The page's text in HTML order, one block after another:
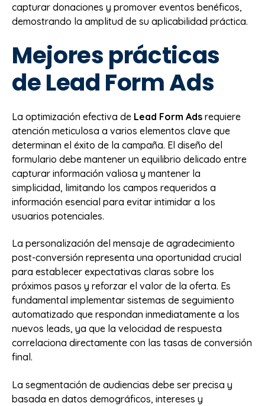
capturar donaciones y promover eventos benéficos,
demostrando la amplitud de su aplicabilidad práctica.
Mejores prácticas
de Lead Form Ads
La optimización efectiva de Lead Form Ads requiere
atención meticulosa a varios elementos clave que
determinan el éxito de la campaña. El diseño del
formulario debe mantener un equilibrio delicado entre
capturar información valiosa y mantener la
simplicidad, limitando los campos requeridos a
información esencial para evitar intimidar a los
usuarios potenciales.
La personalización del mensaje de agradecimiento
post-conversión representa una oportunidad crucial
para establecer expectativas claras sobre los
próximos pasos y reforzar el valor de la oferta. Es
fundamental implementar sistemas de seguimiento
automatizado que respondan inmediatamente a los
nuevos leads, ya que la velocidad de respuesta
correlaciona directamente con las tasas de conversión
final.
La segmentación de audiencias debe ser precisa y
basada en datos demográficos, intereses y